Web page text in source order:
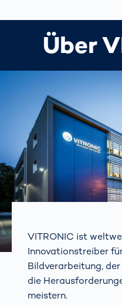
Über
VITRONIC ist
Innovationstreiber
Bildverarbeitung,
die
meistern.